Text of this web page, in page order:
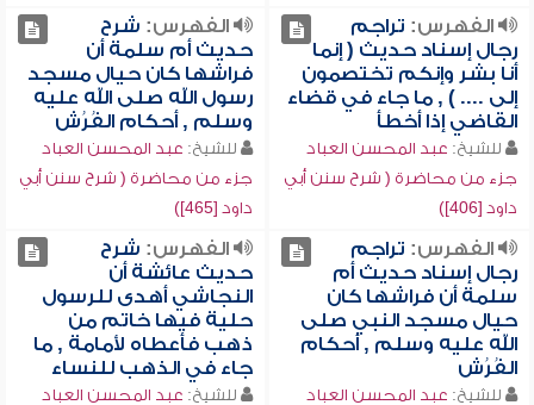
الفهرس: تراجم
رجال إسناد حديث ( إنما
أنا بشر وإنكم تختصمون
إلى .... ) , ما جاء في قضاء
القاضي إذا أخطأ
للشيخ: عبد المحسن العباد
جزء من محاضرة ( شرح سنن أبي
داود [406])
الفهرس: شرح
حديث أم سلمة أن
فراشها كان حيال مسجد
رسول الله صلى الله عليه
وسلم , أحكام الفُرُش
للشيخ: عبد المحسن العباد
جزء من محاضرة ( شرح سنن أبي
داود [465])
الفهرس: تراجم
رجال إسناد حديث أم
سلمة أن فراشها كان
حيال مسجد النبي صلى
الله عليه وسلم , أحكام
الفُرُش
للشيخ: عبد المحسن العباد
الفهرس: شرح
حديث عائشة أن
النجاشي أهدى للرسول
حلية فيها خاتم من
ذهب فأعطاه لأمامة , ما
جاء في الذهب للنساء
للشيخ: عبد المحسن العباد